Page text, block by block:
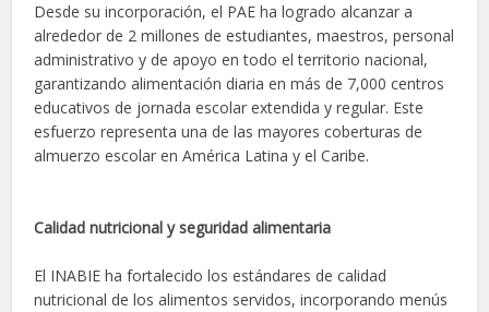
Desde su incorporación, el PAE ha logrado alcanzar a
alrededor de 2 millones de estudiantes, maestros, personal
administrativo y de apoyo en todo el territorio nacional,
garantizando alimentación diaria en más de 7,000 centros
educativos de jornada escolar extendida y regular. Este
esfuerzo representa una de las mayores coberturas de
almuerzo escolar en América Latina y el Caribe.
Calidad nutricional y seguridad alimentaria
El INABIE ha fortalecido los estándares de calidad
nutricional de los alimentos servidos, incorporando menús